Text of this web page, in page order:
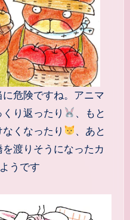
危険ですね。アニマ
り返ったり
、もと
くなったり
、あと
渡りそうになったカ
うです